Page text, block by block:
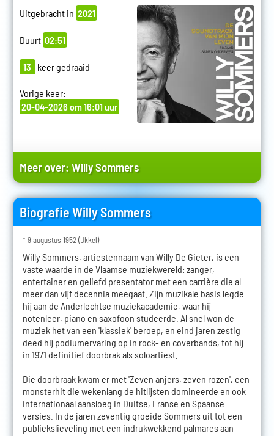
Uitgebracht in 2021
Duurt 02:51
13 keer gedraaid
Vorige keer:
20-04-2026 om 16:01 uur
Meer over:Willy Sommers
Biografie Willy Sommers
* 9 augustus 1952 (Ukkel)
Willy Sommers, artiestennaam van Willy De Gieter, is een
vaste waarde in de Vlaamse muziekwereld: zanger,
entertainer en geliefd presentator met een carrière die al
meer dan vijf decennia meegaat. Zijn muzikale basis legde
hij aan de Anderlechtse muziekacademie, waar hij
notenleer, piano en saxofoon studeerde. Al snel won de
muziek het van een 'klassiek' beroep, en eind jaren zestig
deed hij podiumervaring op in rock- en coverbands, tot hij
in 1971 definitief doorbrak als soloartiest.
Die doorbraak kwam er met 'Zeven anjers, zeven rozen', een
monsterhit die wekenlang de hitlijsten domineerde en ook
internationaal aansloeg in Duitse, Franse en Spaanse
versies. In de jaren zeventig groeide Sommers uit tot een
publiekslieveling met een indrukwekkend palmares aan